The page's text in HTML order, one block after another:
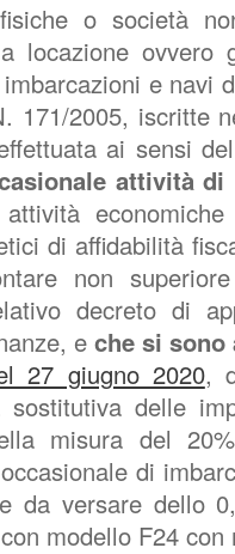
o società
locazione
e navi
171/2005, iscritte
ai sensi
attività
di affidabilità
non
decreto di
e che si
27 giugno 2020,
sostitutiva delle
misura del
di
da versare dello
modello F24